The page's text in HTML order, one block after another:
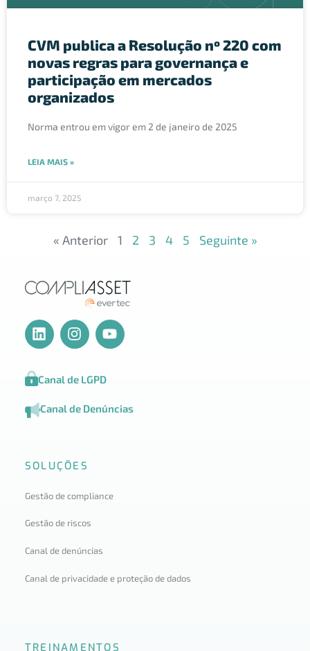
CVM publica a Resolução nº 220 com
novas regras para governança e
participação em mercados
organizados
Norma entrou em vigor em 2 de janeiro de 2025
LEIA MAIS »
março 7, 2025
« Anterior 1 2 3 4 5 Seguinte »
Canal de LGPD
Canal de Denúncias
SOLUÇÕES
Gestão de compliance
Gestão de riscos
Canal de denúncias
Canal de privacidade e proteção de dados
TREINAMENTOS